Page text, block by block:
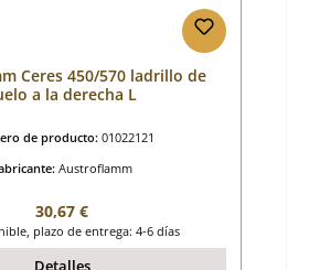
Ceres 450/570 ladrillo de
a la derecha L
de producto: 01022121
Austroflamm
Precio normal:
30,67 €
plazo de entrega: 4-6 días
Detalles